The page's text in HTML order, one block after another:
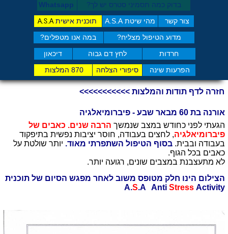
צור קשר מהי שיטת A.S.A תוכנית אישיתA.S.A
חרדות לחץ דם גבוה דיכאון
מדוע הטיפול מצליח? במה אנו מטפלים?
הפרעות שינה סיפורי הצלחה 870 המלצות
בדוק כמה תסמיני סט​רס יש לך? Whatsapp
אורנה בת 60 מבאר שבע - פיברומיאלגיה
הגעתי לפני כחודש במצב שנמשך הרבה שנים. כאבים של
פיברומיאלגיה, לחצים בעבודה, חוסר יציבות נפשית בתיפקוד
בעבודה ובבית.בסוף הטיפול השתפרתי מאוד. יותר שולטת על
כאבים בכל הגוף.
לא מתעצבנת במצבים שונים, רגועה יותר.
הצילום הינו חלק מטופס משוב לאחר מפגש הסיום של תוכנית
A.S.A Anti StressActivity
חזרה לדף תודות והמלצות >>>>>>>>>>>